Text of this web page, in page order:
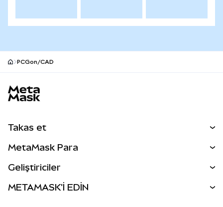
PCGon/CAD
Takas et
Perps
RWA'lar
MetaMask Para
Geliştiriciler
METAMASK'İ EDİN